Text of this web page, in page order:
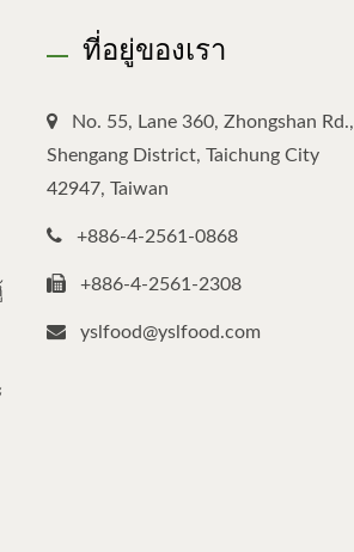
ที่อยู่ของเรา
No. 55, Lane 360, Zhongshan Rd.,
Shengang District, Taichung City
42947, Taiwan
+886-4-2561-0868
+886-4-2561-2308
yslfood@yslfood.com